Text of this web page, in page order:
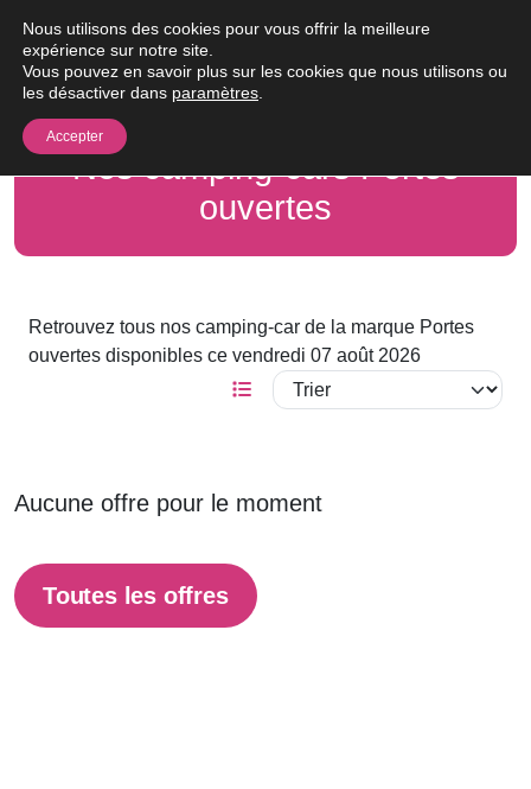
Nos camping-cars Portes
ouvertes
Retrouvez tous nos camping-car de la marque Portes
ouvertes disponibles ce vendredi 07 août 2026
Aucune offre pour le moment
Toutes les offres
Nous utilisons des cookies pour vous offrir la meilleure
expérience sur notre site.
Vous pouvez en savoir plus sur les cookies que nous utilisons ou
les désactiver dans paramètres
Accepter